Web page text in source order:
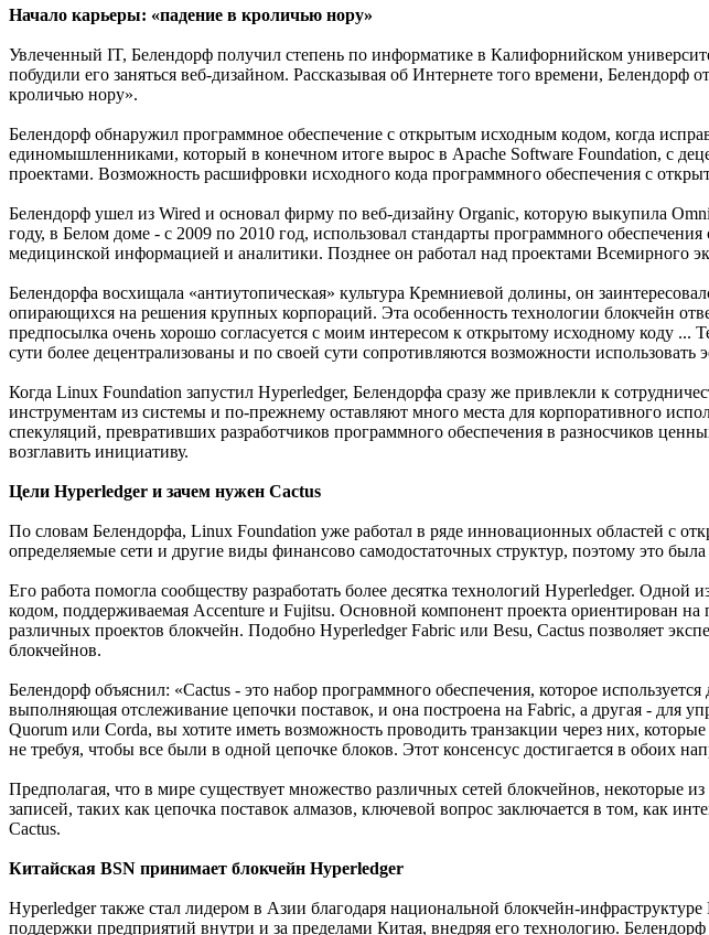
Начало карьеры: «падение в кроличью нору»
Увлеченный IT, Белендорф получил степень по информатике в Калифорнийском
побудили его заняться веб-дизайном. Рассказывая об Интернете того времени,
кроличью нору».
Белендорф обнаружил программное обеспечение с открытым исходным кодом, когда
единомышленниками, который в конечном итоге вырос в Apache Software Foundation, с
проектами. Возможность расшифровки исходного кода программного обеспечения с
Белендорф ушел из Wired и основал фирму по веб-дизайну Organic, которую выкупила
году, в Белом доме - с 2009 по 2010 год, использовал стандарты программного
медицинской информацией и аналитики. Позднее он работал над проектами Всемирного
Белендорфа восхищала «антиутопическая» культура Кремниевой долины, он
опирающихся на решения крупных корпораций. Эта особенность технологии блокчейн
предпосылка очень хорошо согласуется с моим интересом к открытому исходному коду
сути более децентрализованы и по своей сути сопротивляются возможности использовать
Когда Linux Foundation запустил Hyperledger, Белендорфа сразу же привлекли к
инструментам из системы и по-прежнему оставляют много места для корпоративного
спекуляций, превративших разработчиков программного обеспечения в разносчиков
возглавить инициативу.
Цели Hyperledger и зачем нужен Cactus
По словам Белендорфа, Linux Foundation уже работал в ряде инновационных областей с
определяемые сети и другие виды финансово самодостаточных структур, поэтому это была
Его работа помогла сообществу разработать более десятка технологий Hyperledger.
кодом, поддерживаемая Accenture и Fujitsu. Основной компонент проекта ориентирован
различных проектов блокчейн. Подобно Hyperledger Fabric или Besu, Cactus позволяет
блокчейнов.
Белендорф объяснил: «Cactus - это набор программного обеспечения, которое
выполняющая отслеживание цепочки поставок, и она построена на Fabric, а другая - для
Quorum или Corda, вы хотите иметь возможность проводить транзакции через них,
не требуя, чтобы все были в одной цепочке блоков. Этот консенсус достигается в обоих
Предполагая, что в мире существует множество различных сетей блокчейнов, некоторые
записей, таких как цепочка поставок алмазов, ключевой вопрос заключается в том, как
Cactus.
Китайская BSN принимает блокчейн Hyperledger
Hyperledger также стал лидером в Азии благодаря национальной блокчейн-
поддержки предприятий внутри и за пределами Китая, внедряя его технологию.